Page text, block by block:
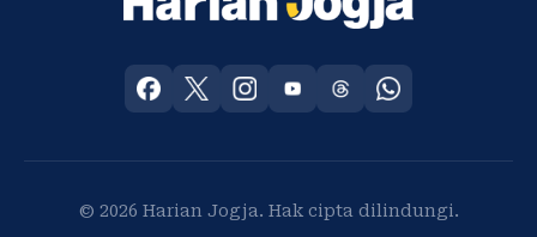
© 2026 Harian Jogja. Hak cipta dilindungi.